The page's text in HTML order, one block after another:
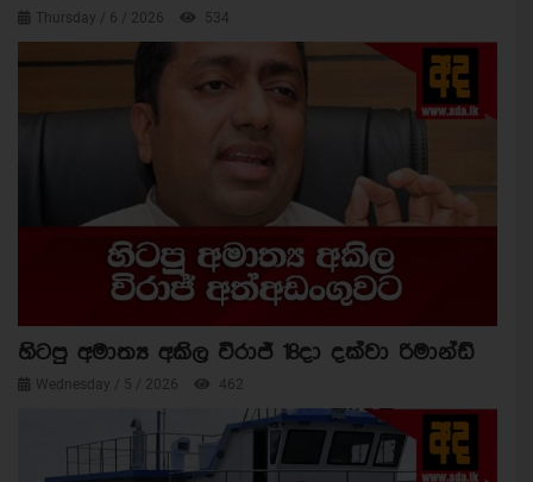
Thursday / 6 / 2026 534
හිටපු අමාත්‍ය අකිල විරාජ් 18දා දක්වා රිමාන්ඩ්
Wednesday / 5 / 2026 462